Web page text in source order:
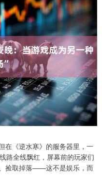
在《逆水寒》的服务器里，一
路全线飘红，屏幕前的玩家们
捡取掉落——这不是娱乐，而